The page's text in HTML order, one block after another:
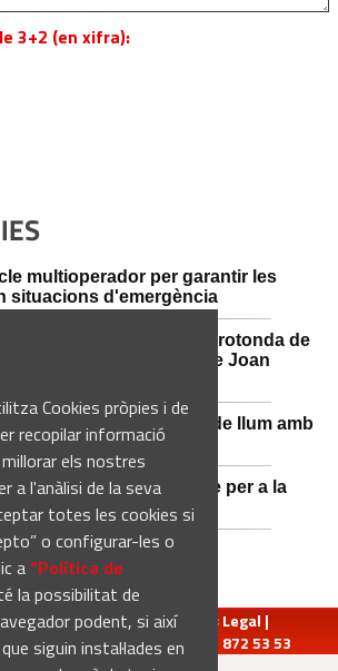
Cookies pròpies i de
recopilar informació
els nostres
a l'anàlisi de la seva
totes les cookies si
o configurar-les o
a“Política de
la possibilitat de
podent, si així
siguin instal·lades en
3+2 (en xifra):
multioperador per garantir les
situacions d'emergència
aquest divendres a la rotonda de
amb el carrer Alcalde Joan
renova 570 punts de llum amb
adquireix un nou vehicle per a la
|Qui som Avís Legal |
13, 08240-Manresa | Tel.: 93 872 53 53